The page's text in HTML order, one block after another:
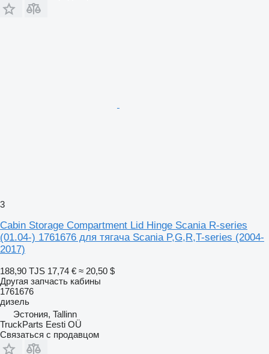
3
Cabin Storage Compartment Lid Hinge Scania R-series
(01.04-) 1761676 для тягача Scania P,G,R,T-series (2004-
2017)
188,90 TJS 17,74 € ≈ 20,50 $
Другая запчасть кабины
1761676
дизель
Эстония, Tallinn
TruckParts Eesti OÜ
Связаться с продавцом